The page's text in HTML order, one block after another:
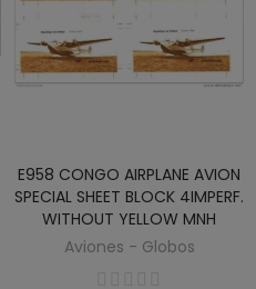
AÑADIR AL CARRITO
E958 CONGO AIRPLANE AVION
SPECIAL SHEET BLOCK 4IMPERF.
WITHOUT YELLOW MNH
Aviones - Globos